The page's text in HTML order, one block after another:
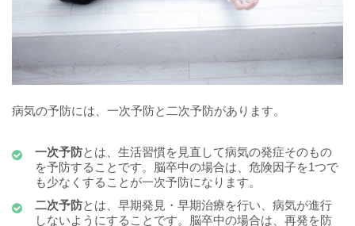
病気の予防には、一次予防と二次予防があります。
一次予防とは、生活習慣を見直して病気の発症そのもの
を予防することです。脳卒中の場合は、危険因子を1つで
も少なくすることが一次予防になります。
二次予防とは、早期発見・早期治療を行い、病気が進行
しないようにすることです。脳卒中の場合は、再発を防